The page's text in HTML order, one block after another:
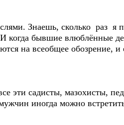
Знаешь, сколько раз я
когда бывшие влюблённые
на всеобщее обозрение, и
эти садисты, мазохисты,
иногда можно